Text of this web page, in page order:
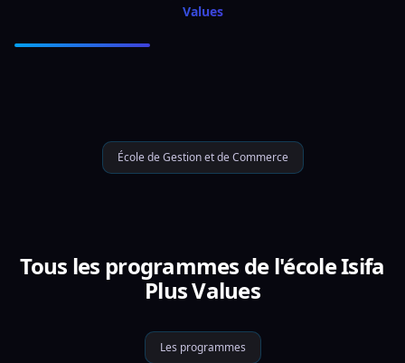
Values
École de Gestion et de Commerce
Tous les programmes de l'école Isifa
Plus Values
Les programmes